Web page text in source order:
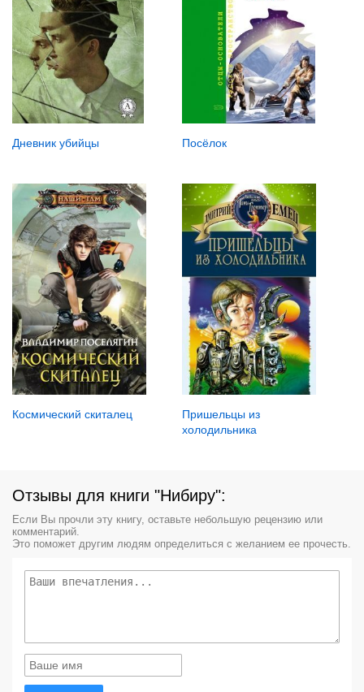
Дневник убийцы Посёлок
Космический скиталец
Пришельцы из
холодильника
Отзывы для книги "Нибиру":
Если Вы прочли эту книгу, оставьте небольшую рецензию или
комментарий.
Это поможет другим людям определиться с желанием ее прочесть.